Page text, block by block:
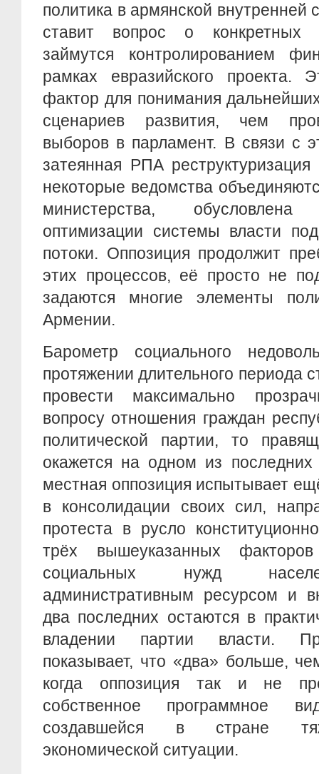
политика в армянской внутренней
ставит вопрос о конкретных
займутся контролированием
рамках евразийского проекта.
фактор для понимания
сценариев развития, чем
выборов в парламент. В связи с
затеянная РПА реструктуризация
некоторые ведомства
министерства,
оптимизации системы власти
потоки. Оппозиция продолжит
этих процессов, её просто не
задаются многие элементы
Армении.
Барометр социального
протяжении длительного периода
провести максимально
вопросу отношения граждан
политической партии, то
окажется на одном из
местная оппозиция испытывает
в консолидации своих сил,
протеста в русло
трёх вышеуказанных
социальных нужд
административным ресурсом и
два последних остаются в
владении партии власти.
показывает, что «два» больше,
когда оппозиция так и не
собственное программное
создавшейся в стране
экономической ситуации.